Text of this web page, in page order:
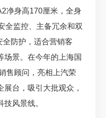
净身高170厘米，全身
全监控、主备冗余和双
防护，适合营销客
场景。在今年的上海国
售顾问，亮相上汽荣
台，吸引大批观众，
风景线。